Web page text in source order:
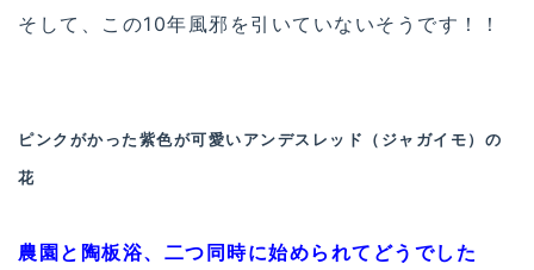
そして、この10年風邪を引いていないそうです！！
ピンクがかった紫色が可愛いアンデスレッド（ジャガイモ）の
花
農園と陶板浴、二つ同時に始められてどうでした